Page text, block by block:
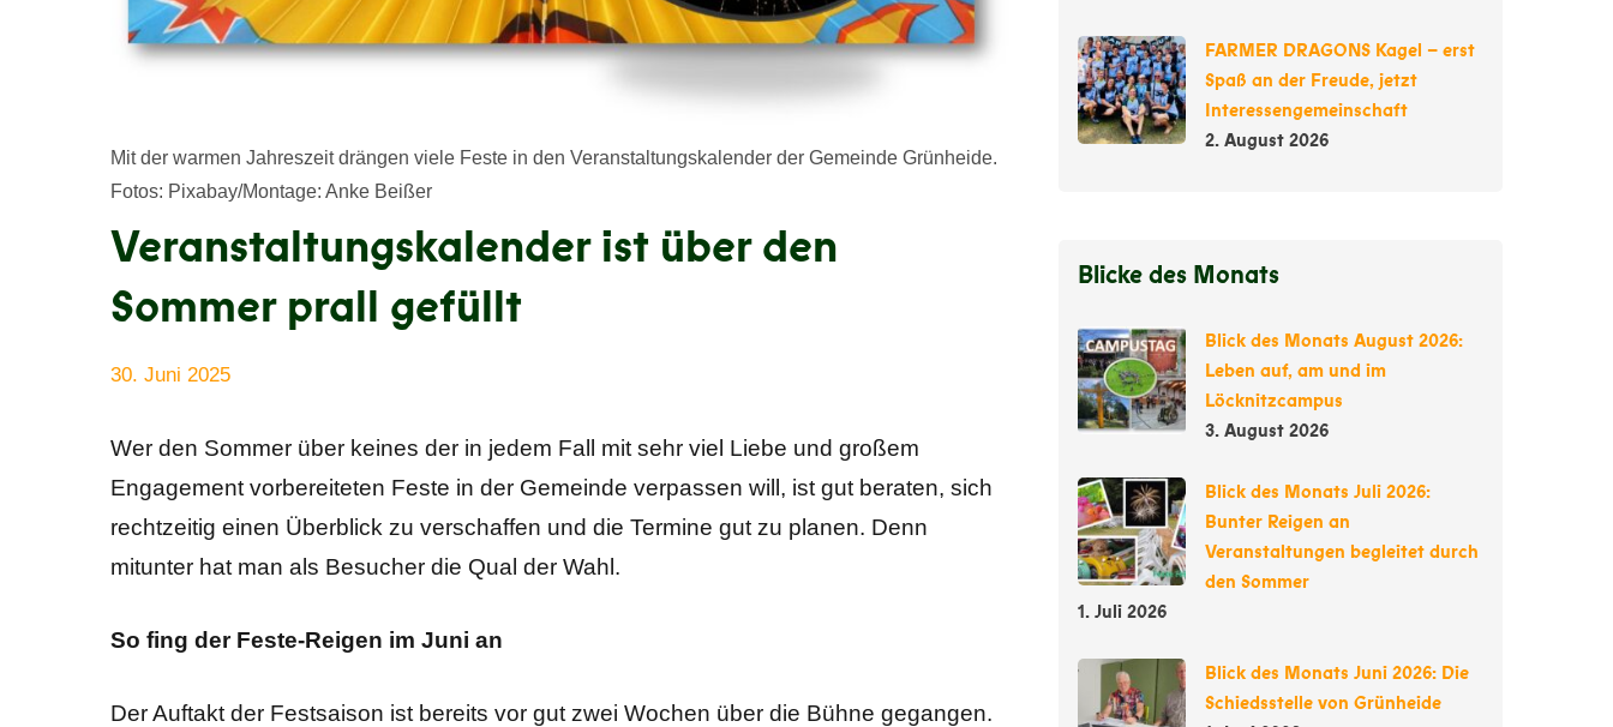
Mit der warmen Jahreszeit drängen viele Feste in den Veranstaltungskalender der Gemeinde Grünheide.
Fotos: Pixabay/Montage: Anke Beißer
Veranstaltungskalender ist über den
Sommer prall gefüllt
30. Juni 2025
Wer den Sommer über keines der in jedem Fall mit sehr viel Liebe und großem
Engagement vorbereiteten Feste in der Gemeinde verpassen will, ist gut beraten, sich
rechtzeitig einen Überblick zu verschaffen und die Termine gut zu planen. Denn
mitunter hat man als Besucher die Qual der Wahl.
So fing der Feste-Reigen im Juni an
Der Auftakt der Festsaison ist bereits vor gut zwei Wochen über die Bühne gegangen.
FARMER DRAGONS Kagel – erst
Spaß an der Freude, jetzt
Interessengemeinschaft
2. August 2026
Blicke des Monats
Blick des Monats August 2026:
Leben auf, am und im
Löcknitzcampus
3. August 2026
Blick des Monats Juli 2026:
Bunter Reigen an
Veranstaltungen begleitet durch
den Sommer
1. Juli 2026
Blick des Monats Juni 2026: Die
Schiedsstelle von Grünheide